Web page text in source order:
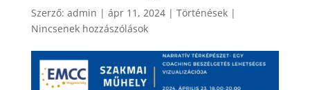
Szerző: admin | ápr 11, 2024| Történések|
Nincsenek hozzászólások